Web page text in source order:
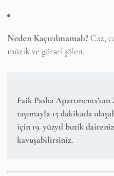
Neden Kaçırılmamalı? Caz,
müzik ve görsel şölen.
Faik Pasha Apartments
taşımayla 15 dakikada
için 19. yüzyıl butik
kavuşabilirsiniz.